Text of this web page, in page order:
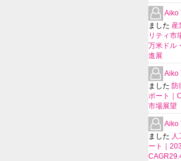
Aiko
ました 産
リティ市
万米ドル
進展
Aiko
ました 防
ポート｜
市場展望
Aiko
ました 人
ート｜